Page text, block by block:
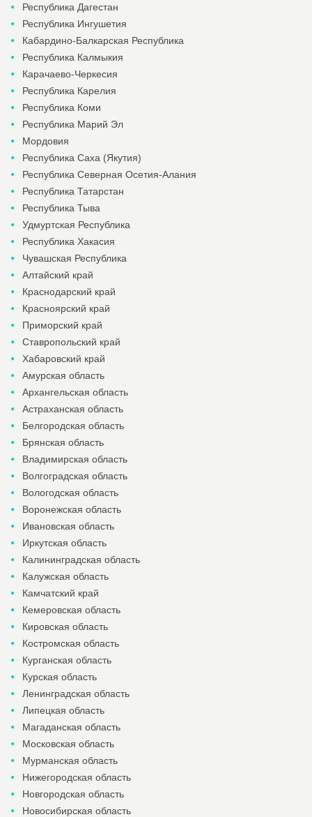
Республика Дагестан
Республика Ингушетия
Кабардино-Балкарская Республика
Республика Калмыкия
Карачаево-Черкесия
Республика Карелия
Республика Коми
Республика Марий Эл
Мордовия
Республика Саха (Якутия)
Республика Северная Осетия-Алания
Республика Татарстан
Республика Тыва
Удмуртская Республика
Республика Хакасия
Чувашская Республика
Алтайский край
Краснодарский край
Красноярский край
Приморский край
Ставропольский край
Хабаровский край
Амурская область
Архангельская область
Астраханская область
Белгородская область
Брянская область
Владимирская область
Волгоградская область
Вологодская область
Воронежская область
Ивановская область
Иркутская область
Калининградская область
Калужская область
Камчатский край
Кемеровская область
Кировская область
Костромская область
Курганская область
Курская область
Ленинградская область
Липецкая область
Магаданская область
Московская область
Мурманская область
Нижегородская область
Новгородская область
Новосибирская область